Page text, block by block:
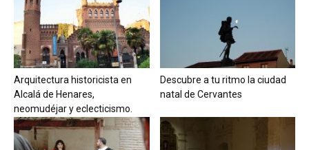
Arquitectura historicista en
Alcalá de Henares,
neomudéjar y eclecticismo.
Descubre a tu ritmo la ciudad
natal de Cervantes